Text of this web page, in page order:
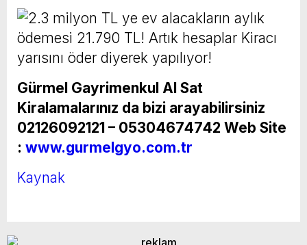
Gürmel Gayrimenkul Al Sat
Kiralamalarınız da bizi arayabilirsiniz
02126092121 – 05304674742 Web Site
: www.gurmelgyo.com.tr
Kaynak